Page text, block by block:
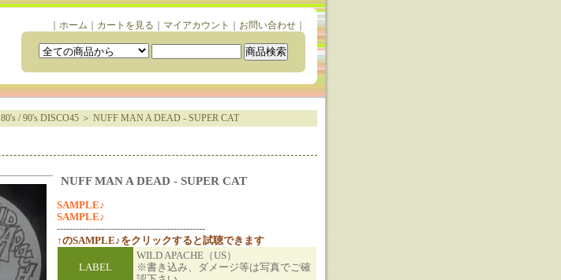
ホーム カートを見る マイアカウント お問い合わせ｜
80's / 90's DISCO45＞ NUFF MAN A DEAD - SUPER CAT
NUFF MAN A DEAD - SUPER CAT
SAMPLE♪
SAMPLE♪
-----------------------------------------------
↑のSAMPLE♪をクリックすると試聴できます
LABEL
WILD APACHE（US）
※書き込み、ダメージ等は写真でご確